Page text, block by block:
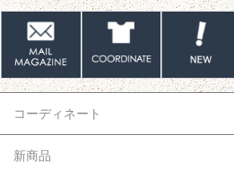
コーディネート
新商品